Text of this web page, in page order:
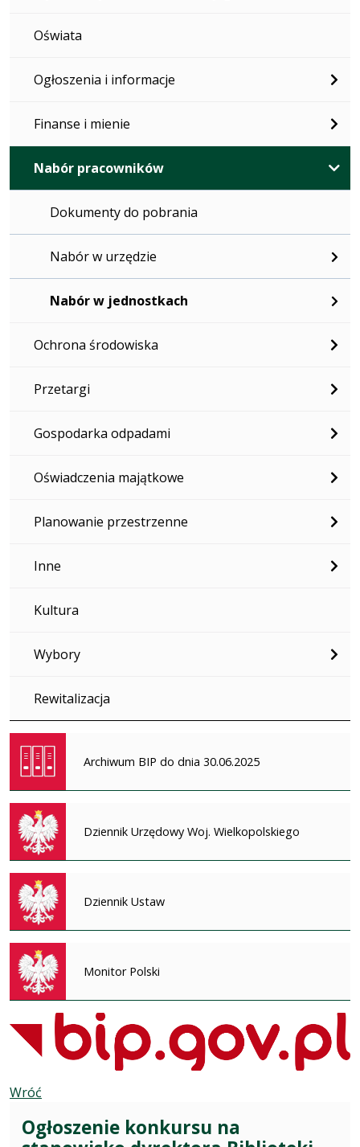
Oświata
Ogłoszenia i informacje
Finanse i mienie
Nabór pracowników
Dokumenty do pobrania
Nabór w urzędzie
Nabór w jednostkach
Ochrona środowiska
Przetargi
Gospodarka odpadami
Oświadczenia majątkowe
Planowanie przestrzenne
Inne
Kultura
Wybory
Rewitalizacja
Archiwum BIP do dnia 30.06.2025
Dziennik Urzędowy Woj. Wielkopolskiego
Dziennik Ustaw
Monitor Polski
Wróć
Ogłoszenie konkursu na